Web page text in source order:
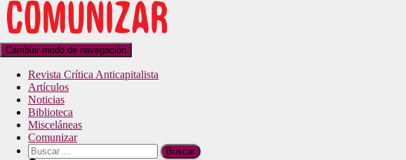
Cambiar modo de navegación
Revista Crítica Anticapitalista
Artículos
Noticias
Biblioteca
Misceláneas
Comunizar